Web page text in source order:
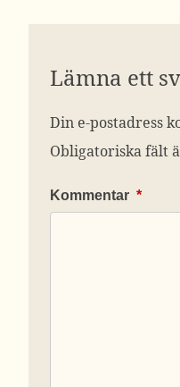
Lämna ett
Din e-postadress
Obligatoriska fält
Kommentar *